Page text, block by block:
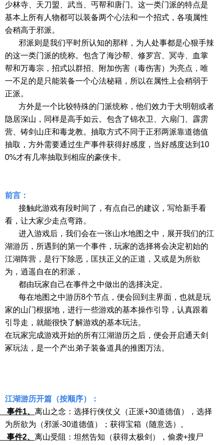
少林寺、天刀盟、武当、丐帮和唐门。这一类门派的特点是
基本上所有人物都可以装备两个心法和一个招式，各项属性
会稍高于邪派。
邪派则是我们平时所认知的那样，为人处事都是心狠手辣
的这一类门派的统称。包含了海沙帮、修罗宫、冥寺、血掌
帮和万毒宗，招式以群招、附加伤害（毒伤害）为亮点，唯
一不足的是只能装备一个心法秘籍，所以在属性上会稍弱于
正派。
方外是一个比较特殊的门派统称，他们效力于大明朝或者
隐居深山，同样是高手如云。包含了锦衣卫、六扇门、霹雳
营、铸剑山庄和毒龙教。抽取方式不同于正邪两派靠道德值
抽取，方外需要通过生产事件获得好感度，当好感度达到 10
0%才有几率抽取到相应的豪侠卡。
前言：
接触此游戏有段时间了，有点自己的建议，写给新手看
看，让大家少走点弯路。
进入游戏后，我们会在一张山水地图之中，展开我们的江
湖游历，所遇到的第一个事件，玩家的选择将会决定初始的
江湖阵营，是行下除恶，匡扶正义的正道，又或是为所欲
为，逍遥自在的邪派，
都由玩家自己在事件之中做出的选择决定。
每在地图之中游历8个节点，便会回到主界面，也就是玩
家的山门根据地，进行一些游戏的基本操作引导，认真跟着
引导走，就能很快了解游戏的基本玩法。
在玩家完成游戏开始的所有江湖游历之后，便会开启通天剑
冢玩法，是一个产出弟子装备道具的推图万法。
江湖游历开篇（按顺序）：
1、 离山之念：选择行侠仗义（正派+30道德值），选择
为所欲为（邪派-30道德值）；获得宝箱（随意选）。
2、 离山受阻：坦然告知（获得太极剑），偷袭+搜尸